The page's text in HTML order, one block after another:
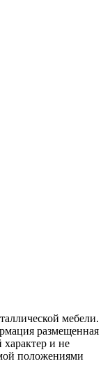
мебели.
размещенная
и не
положениями